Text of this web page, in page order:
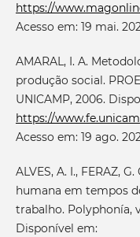
https://
Acesso em: 19 mai.
AMARAL, I. A.
produção social.
UNICAMP, 2006.
https://
Acesso em: 19 ago.
ALVES, A. I., FERAZ,
humana em tempos
trabalho. Polyphonía,
Disponível em: